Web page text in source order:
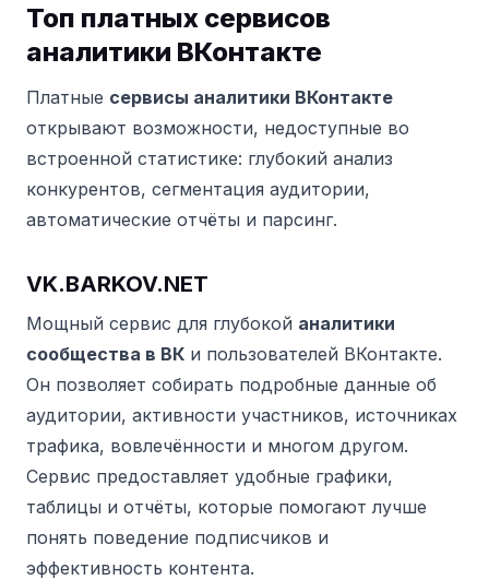
Топ платных сервисов
аналитики ВКонтакте
Платные сервисы аналитики ВКонтакте
открывают возможности, недоступные во
встроенной статистике: глубокий анализ
конкурентов, сегментация аудитории,
автоматические отчёты и парсинг.
VK.BARKOV.NET
Мощный сервис для глубокой аналитики
сообщества в ВК и пользователей ВКонтакте.
Он позволяет собирать подробные данные об
аудитории, активности участников, источниках
трафика, вовлечённости и многом другом.
Сервис предоставляет удобные графики,
таблицы и отчёты, которые помогают лучше
понять поведение подписчиков и
эффективность контента.